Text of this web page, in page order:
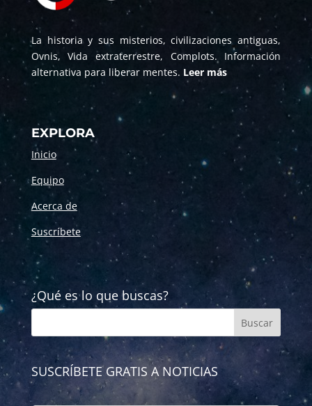
La historia y sus misterios, civilizaciones antiguas,
Ovnis, Vida extraterrestre, Complots. Información
alternativa para liberar mentes. Leer más
EXPLORA
Inicio
Equipo
Acerca de
Suscríbete
¿Qué es lo que buscas?
SUSCRÍBETE GRATIS A NOTICIAS